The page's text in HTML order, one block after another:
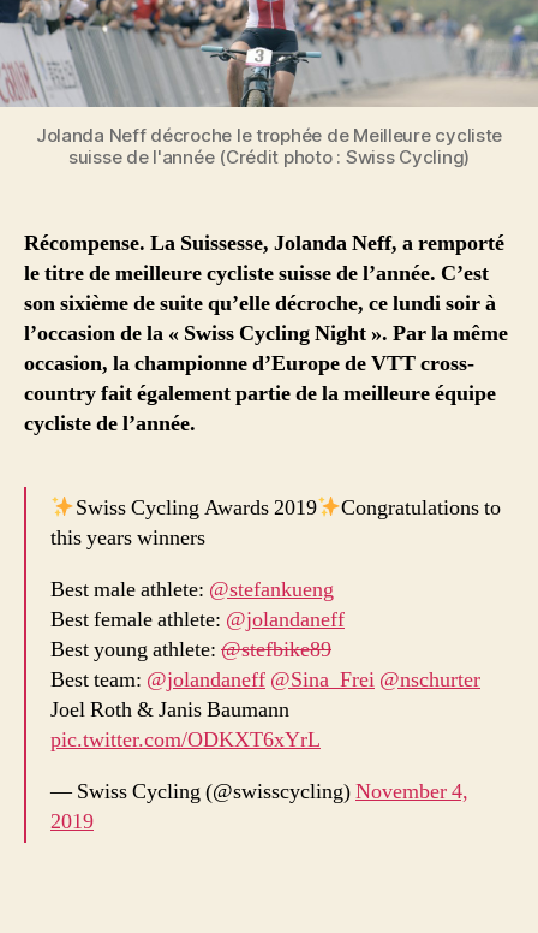
Jolanda Neff décroche le trophée de Meilleure cycliste
suisse de l'année (Crédit photo : Swiss Cycling)
Récompense. La Suissesse, Jolanda Neff, a remporté
le titre de meilleure cycliste suisse de l’année. C’est
son sixième de suite qu’elle décroche, ce lundi soir à
l’occasion de la « Swiss Cycling Night ». Par la même
occasion, la championne d’Europe de VTT cross-
country fait également partie de la meilleure équipe
cycliste de l’année.
Swiss Cycling Awards 2019
Congratulations to
this years winners
Best male athlete: @stefankueng
Best female athlete: @jolandaneff
Best young athlete: @stefbike89
Best team: @jolandaneff @Sina_Frei @nschurter
Joel Roth & Janis Baumann
pic.twitter.com/ODKXT6xYrL
— Swiss Cycling (@swisscycling)November 4,
2019